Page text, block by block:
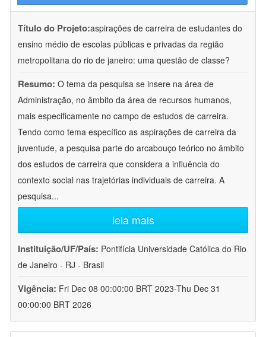
Título do Projeto:aspirações de carreira de estudantes do
ensino médio de escolas públicas e privadas da região
metropolitana do rio de janeiro: uma questão de classe?
Resumo: O tema da pesquisa se insere na área de
Administração, no âmbito da área de recursos humanos,
mais especificamente no campo de estudos de carreira.
Tendo como tema específico as aspirações de carreira da
juventude, a pesquisa parte do arcabouço teórico no âmbito
dos estudos de carreira que considera a influência do
contexto social nas trajetórias individuais de carreira. A
pesquisa...
leia mais
Instituição/UF/País: Pontifícia Universidade Católica do Rio
de Janeiro - RJ - Brasil
Vigência: Fri Dec 08 00:00:00 BRT 2023-Thu Dec 31
00:00:00 BRT 2026